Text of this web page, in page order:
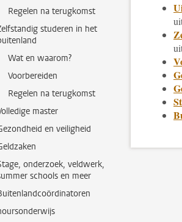
Regelen na terugkomst
studeren in het
Wat en waarom?
Voorbereiden
Regelen na terugkomst
master
en veiligheid
onderzoek, veldwerk,
schools en meer